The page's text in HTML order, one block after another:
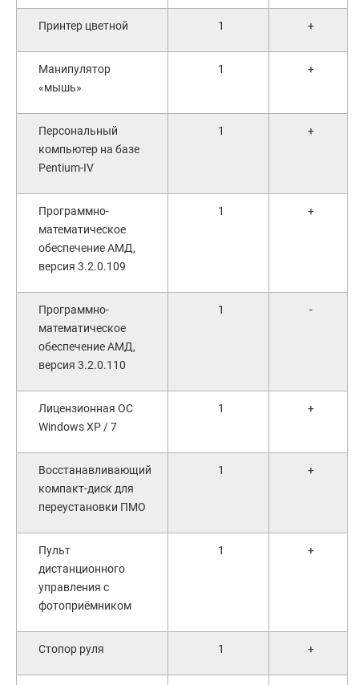
Принтер цветной 1 +
Манипулятор
«мышь»
1 +
Персональный
компьютер на базе
Pentium-IV
1 +
Программно-
математическое
обеспечение АМД,
версия 3.2.0.109
1 +
Программно-
математическое
обеспечение АМД,
версия 3.2.0.110
1 -
Лицензионная ОС
Windows XP / 7
1 +
Восстанавливающий
компакт-диск для
переустановки ПМО
1 +
Пульт
дистанционного
управления с
фотоприёмником
1 +
Стопор руля 1 +